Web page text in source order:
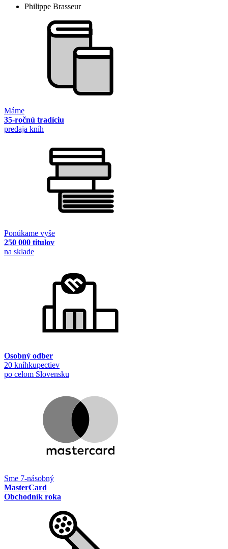
Philippe Brasseur
Máme
35-ročnú tradíciu
predaja kníh
Ponúkame vyše
250 000 titulov
na sklade
Osobný odber
20 kníhkupectiev
po celom Slovensku
Sme 7-násobný
MasterCard
Obchodník roka